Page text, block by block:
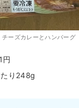
チーズカレーとハンバーグ
円
り248g